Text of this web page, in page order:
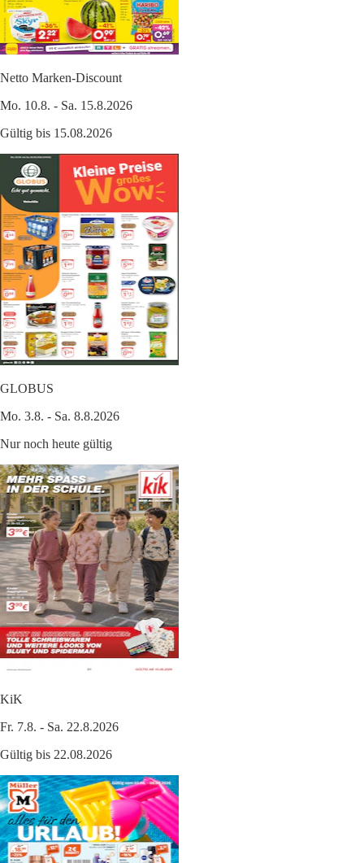
Netto Marken-Discount
Mo. 10.8. - Sa. 15.8.2026
Gültig bis 15.08.2026
GLOBUS
Mo. 3.8. - Sa. 8.8.2026
Nur noch heute gültig
KiK
Fr. 7.8. - Sa. 22.8.2026
Gültig bis 22.08.2026